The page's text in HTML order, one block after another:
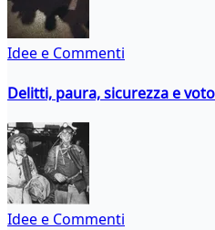
Idee e Commenti
Delitti, paura, sicurezza e
Idee e Commenti